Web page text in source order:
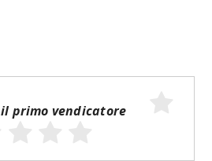
primo vendicatore